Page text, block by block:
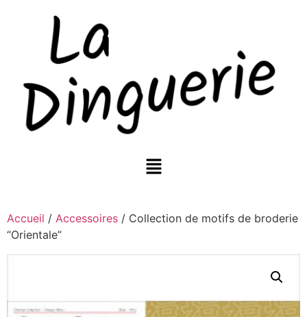
Accueil / Accessoires / Collection de motifs de broderie
“Orientale”